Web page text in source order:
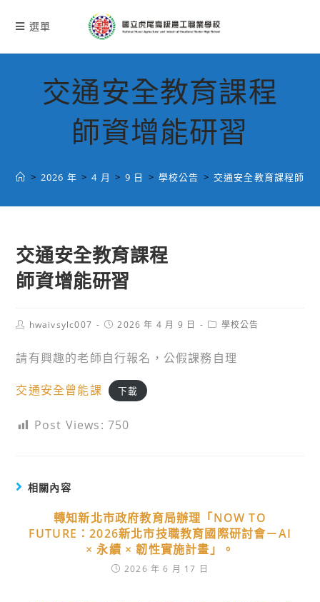
選單
交通安全教育課程
師資增能研習
> 2026 年 > 4 月 > 9 日 > 學校公告 > 交通安全教育課程師資
交通安全教育課程
師資增能研習
Posthwaivsylc007
Post2026 年 4 月 9 日
Post學校公告
請有興趣的老師自行報名，公假課務自理
交通安全曾能課 下載
Post Views: 750
相關內容
轉知新北市政府教育局辦理「NOW TO
FUTURE：2026新北市技職教育國際研討會－AI
× 永續 × 韌性實施計畫」。
2026 年 6 月 17 日